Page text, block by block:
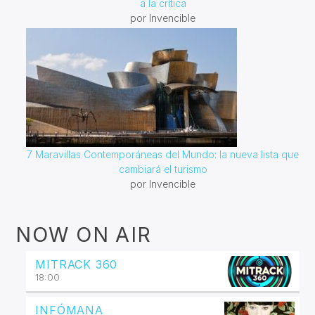
a la crítica
por Invencible
7 Maravillas Contemporáneas del Mundo: la nueva lista que
cambiará el turismo
por Invencible
NOW ON AIR
MITRACK 360
18:00
INFÓMANA